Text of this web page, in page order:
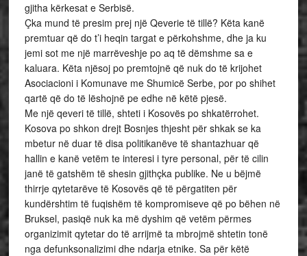
gjitha kërkesat e Serbisë.
Çka mund të presim prej një Qeverie të tillë? Këta kanë
premtuar që do t’i heqin targat e përkohshme, dhe ja ku
jemi sot me një marrëveshje po aq të dëmshme sa e
kaluara. Këta njësoj po premtojnë që nuk do të krijohet
Asociacioni i Komunave me Shumicë Serbe, por po shihet
qartë që do të lëshojnë pe edhe në këtë pjesë.
Me një qeveri të tillë, shteti i Kosovës po shkatërrohet.
Kosova po shkon drejt Bosnjes thjesht për shkak se ka
mbetur në duar të disa politikanëve të shantazhuar që
hallin e kanë vetëm te interesi i tyre personal, për të cilin
janë të gatshëm të shesin gjithçka publike. Ne u bëjmë
thirrje qytetarëve të Kosovës që të përgatiten për
kundërshtim të fuqishëm të kompromiseve që po bëhen në
Bruksel, pasiqë nuk ka më dyshim që vetëm përmes
organizimit qytetar do të arrijmë ta mbrojmë shtetin tonë
nga defunksonalizimi dhe ndarja etnike. Sa për këtë